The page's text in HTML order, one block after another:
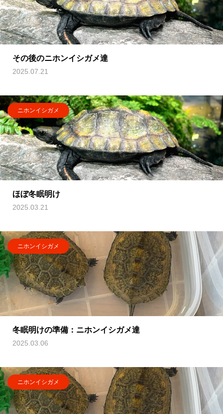
その後のニホンイシガメ達
2025.07.21
ニホンイシガメ
ほぼ冬眠明け
2025.03.21
ニホンイシガメ
冬眠明けの準備：ニホンイシガメ達
2025.03.06
ニホンイシガメ